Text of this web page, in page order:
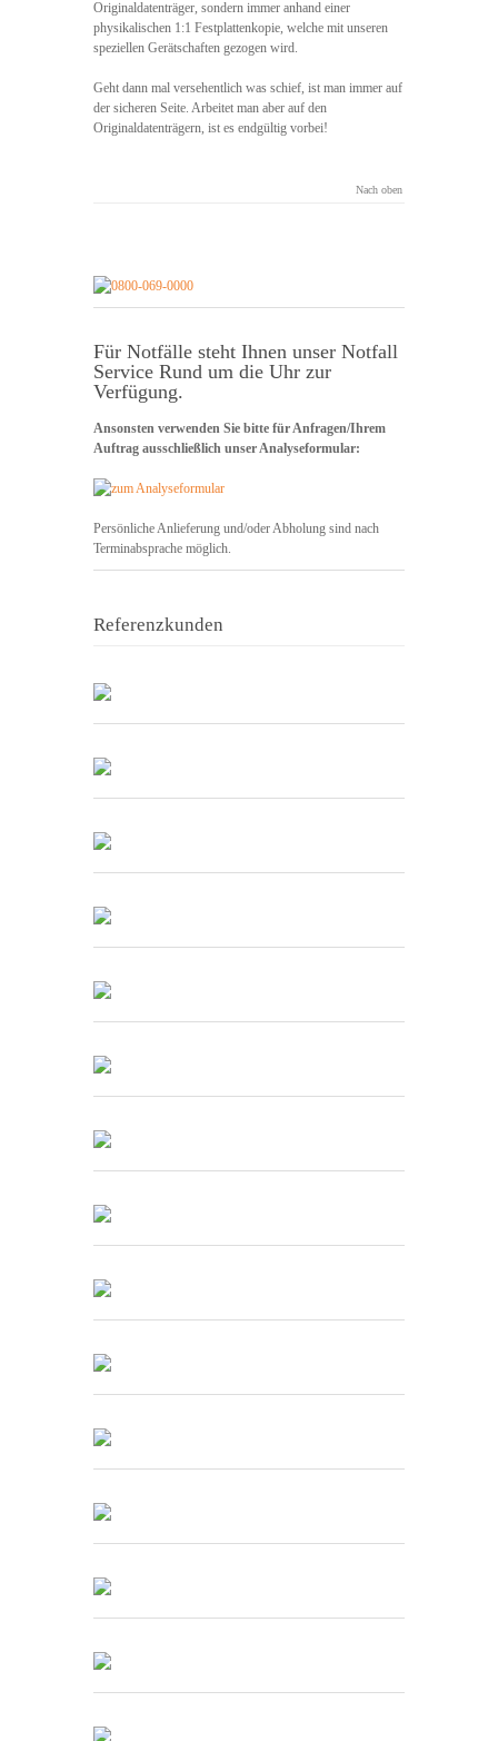
Originaldatenträger, sondern immer anhand einer
physikalischen 1:1 Festplattenkopie, welche mit unseren
speziellen Gerätschaften gezogen wird.
Geht dann mal versehentlich was schief, ist man immer auf
der sicheren Seite. Arbeitet man aber auf den
Originaldatenträgern, ist es endgültig vorbei!
Nach oben
Für Notfälle steht Ihnen unser Notfall
Service Rund um die Uhr zur
Verfügung.
Ansonsten verwenden Sie bitte für Anfragen/Ihrem
Auftrag ausschließlich unser Analyseformular:
Persönliche Anlieferung und/oder Abholung sind nach
Terminabsprache möglich.
Referenzkunden